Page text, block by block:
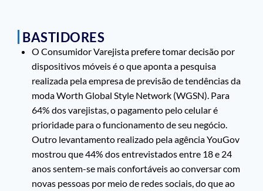
BASTIDORES
O Consumidor Varejista prefere tomar decisão por
dispositivos móveis é o que aponta a pesquisa
realizada pela empresa de previsão de tendências da
moda Worth Global Style Network (WGSN). Para
64% dos varejistas, o pagamento pelo celular é
prioridade para o funcionamento de seu negócio.
Outro levantamento realizado pela agência YouGov
mostrou que 44% dos entrevistados entre 18 e 24
anos sentem-se mais confortáveis ao conversar com
novas pessoas por meio de redes sociais, do que ao